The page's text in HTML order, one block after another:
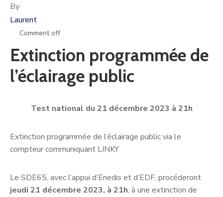
By
Laurent
Comment off
Extinction programmée de
l’éclairage public
Test national du 21 décembre 2023 à 21h
Extinction programmée de l’éclairage public via le
compteur communiquant LINKY
Le SDE65, avec l’appui d’Enedis et d’EDF, procéderont
jeudi 21 décembre 2023, à 21h, à une extinction de